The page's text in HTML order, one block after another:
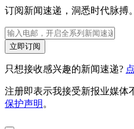
订阅新闻速递，洞悉时代脉搏。
立即订阅
只想接收感兴趣的新闻速递?
注册即表示我接受新报业媒体
保护声明 。